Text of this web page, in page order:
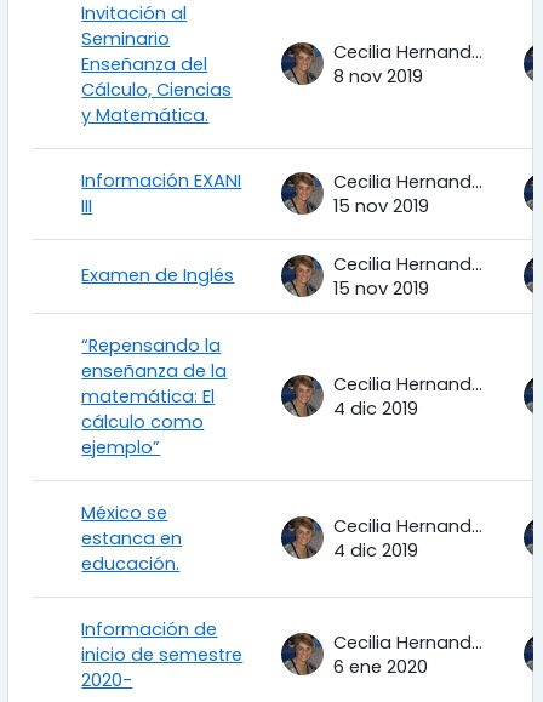
Invitación al
Seminario
Enseñanza del
Cálculo, Ciencias
y Matemática.
Cecilia Hernandez Garciadiego
8 nov 2019
Información EXANI
III
Cecilia Hernandez Garciadiego
15 nov 2019
Examen de Inglés
Cecilia Hernandez Garciadiego
15 nov 2019
“Repensando la
enseñanza de la
matemática: El
cálculo como
ejemplo”
Cecilia Hernandez Garciadiego
4 dic 2019
México se
estanca en
educación.
Cecilia Hernandez Garciadiego
4 dic 2019
Información de
inicio de semestre
2020-
Cecilia Hernandez Garciadiego
6 ene 2020